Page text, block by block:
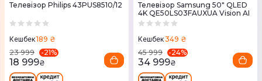
Телевізор Philips 43PUS8510/12
Кешбек189 ₴
23 999
-21%
18 999₴
Телевізор Samsung 50" QLED
4K QE50LS03FAUXUA Vision AI
Кешбек349 ₴
45 999
-24%
34 999₴